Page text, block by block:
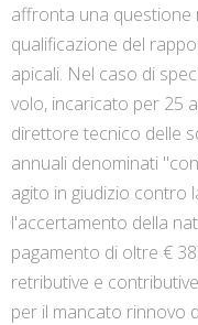
affronta una questione
qualificazione del
apicali. Nel caso di
volo, incaricato per 25
direttore tecnico delle
annuali denominati
agito in giudizio contro
l'accertamento della
pagamento di oltre €
retributive e
per il mancato rinnovo